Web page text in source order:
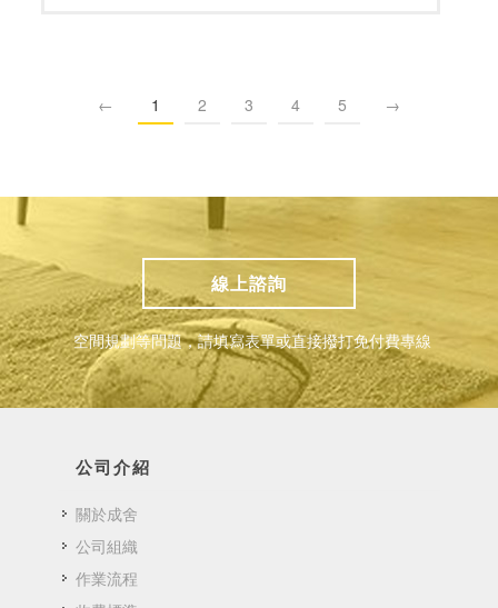
← 1 2 3 4 5 →
線上諮詢
空間規劃等問題，請填寫表單或直接撥打免付費專線
公司介紹
關於成舍
公司組織
作業流程